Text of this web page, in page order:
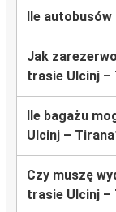
Ile
Jak
trasie Ulcinj –
Ile bagażu
Ulcinj –
Czy muszę
trasie Ulcinj –